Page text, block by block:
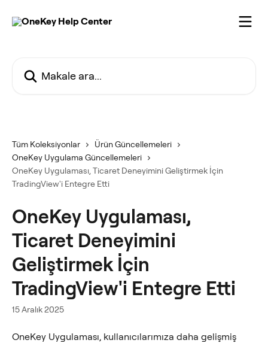
Tüm Koleksiyonlar
Ürün Güncellemeleri
OneKey Uygulama Güncellemeleri
OneKey Uygulaması, Ticaret Deneyimini Geliştirmek İçin
TradingView'i Entegre Etti
OneKey Uygulaması,
Ticaret Deneyimini
Geliştirmek İçin
TradingView'i Entegre Etti
15 Aralık 2025
OneKey Uygulaması, kullanıcılarımıza daha gelişmiş